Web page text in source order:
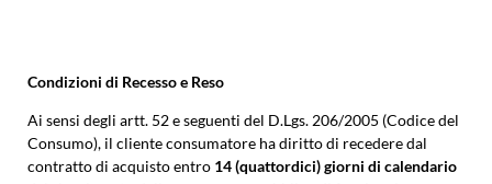
Condizioni di Recesso e Reso
Ai sensi degli artt. 52 e seguenti del D.Lgs. 206/2005 (Codice del
Consumo), il cliente consumatore ha diritto di recedere dal
contratto di acquisto entro 14 (quattordici) giorni di calendario